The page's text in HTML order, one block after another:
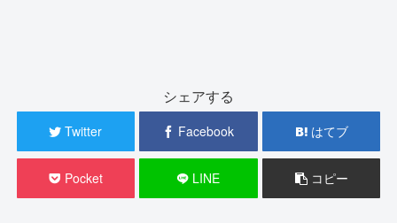
シェアする
Twitter Facebook はてブ
Pocket LINE コピー